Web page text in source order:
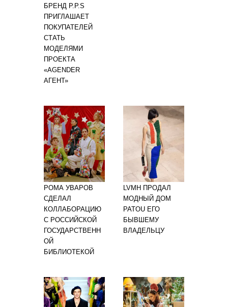
БРЕНД P.P.S
ПРИГЛАШАЕТ
ПОКУПАТЕЛЕЙ
СТАТЬ
МОДЕЛЯМИ
ПРОЕКТА
«AGENDER
АГЕНТ»
РОМА УВАРОВ
СДЕЛАЛ
КОЛЛАБОРАЦИЮ
С РОССИЙСКОЙ
ГОСУДАРСТВЕНН
ОЙ
БИБЛИОТЕКОЙ
LVMH ПРОДАЛ
МОДНЫЙ ДОМ
PATOU ЕГО
БЫВШЕМУ
ВЛАДЕЛЬЦУ